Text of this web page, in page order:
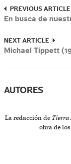
PREVIOUS ARTICLE
En busca de
NEXT ARTICLE
Michael Tippett
AUTORES
La redacción de Tierra
obra de